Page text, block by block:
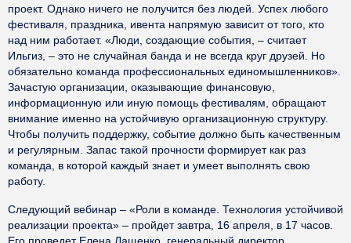
проект. Однако ничего не получится без людей. Успех любого
фестиваля, праздника, ивента напрямую зависит от того, кто
над ним работает. «Люди, создающие события, – считает
Ильгиз, – это не случайная банда и не всегда круг друзей. Но
обязательно команда профессиональных единомышленников».
Зачастую организации, оказывающие финансовую,
информационную или иную помощь фестивалям, обращают
внимание именно на устойчивую организационную структуру.
Чтобы получить поддержку, событие должно быть качественным
и регулярным. Запас такой прочности формирует как раз
команда, в которой каждый знает и умеет выполнять свою
работу.
Следующий вебинар – «Роли в команде. Технология устойчивой
реализации проекта» – пройдет завтра, 16 апреля, в 17 часов.